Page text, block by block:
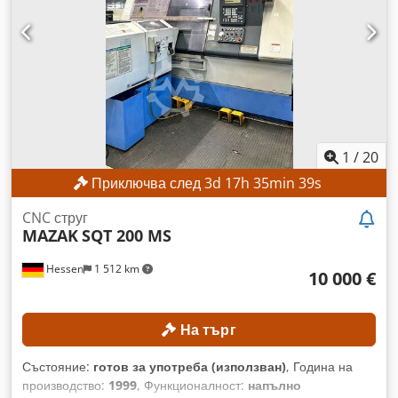
VDI 20 Напречен плъзгач Брой хоризонтални плъзгачи: 2
Максимален работен ход по ос X1/X2: 70 мм Максимален
работен ход по ос Z1: 230 мм Сила на подаване по ос
X1/X2: 8000 N при 50 бара Вертикален плъзгач Брой
вертикални плъзгачи: 2 Максимален работен ход по ос
X3/X4: 70 мм Ръчна настройка на дължината: 50 мм
Скорост на бързо придвижване: 15 м/мин Сила на
подаване по ос X1/X2: 8000 N при 50 бара ТЕХНИЧЕСКИ
ДЕТАЙЛИ ЗА МАШИНАТА Размери и тегло Височина на
машината: 1700 мм Необходима площ: 2900 x 1700 мм
Dsdpfxjzpximo Alxeck Тегло на машината: 4100 кг
1 /20
Приключва след3d 17h 35min 37s
Hessen 1 512 km
CNC струг
MAZAKSQT 200 MS
10 000 €
На търг
Състояние: готов за употреба (използван), Година на
производство: 1999, Функционалност: напълно